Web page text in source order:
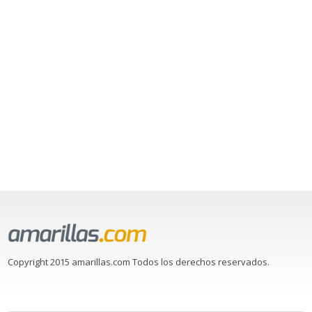
Copyright 2015 amarillas.com Todos los derechos reservados.